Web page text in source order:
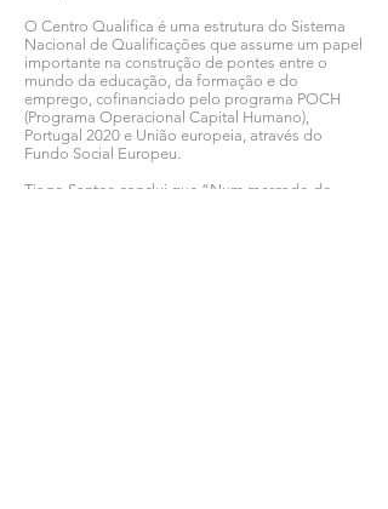
O Centro Qualifica é uma estrutura do Sistema
Nacional de Qualificações que assume um papel
importante na construção de pontes entre o
mundo da educação, da formação e do
emprego, cofinanciado pelo programa POCH
(Programa Operacional Capital Humano),
Portugal 2020 e União europeia, através do
Fundo Social Europeu.
Tiago Santos conclui que “Num mercado de